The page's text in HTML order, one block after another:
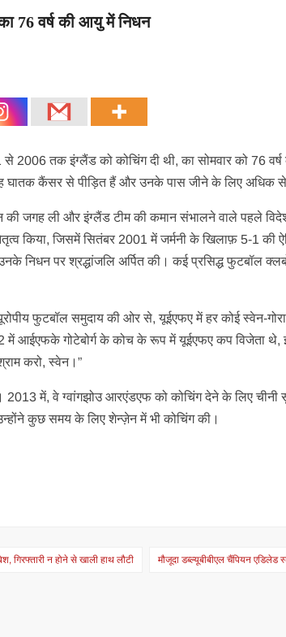
76 वर्ष की आयु में निधन
से 2006 तक इंग्लैंड को कोचिंग दी थी, का सोमवार को 76
घातक कैंसर से पीड़ित हैं और उनके पास जीने के लिए अधिक
की जगह ली और इंग्लैंड टीम की कमान संभालने वाले पहले
किया, जिसमें सितंबर 2001 में जर्मनी के खिलाफ़ 5-1 की
निधन पर श्रद्धांजलि अर्पित की। कई प्रसिद्ध फुटबॉल
फुटबॉल समुदाय की ओर से, यूईएफए में हर कोई स्वेन-
में आईएफके गोटेबोर्ग के कोच के रूप में यूईएफए कप विजेता थे,
करो, स्वेन।”
2013 में, वे ग्वांगझोउ आरएंडएफ को कोचिंग देने के लिए
कुछ समय के लिए शेन्ज़ेन में भी कोचिंग की।
गिरफ्तारी न होने से खाली हाथ लौटी मौजूदा डब्ल्यूबीबीएल चैंपियन एडिलेड